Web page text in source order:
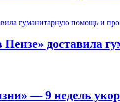
доставила
— 9 недель